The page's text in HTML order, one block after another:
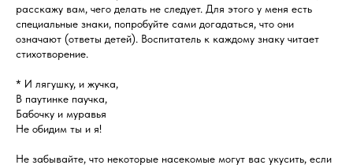
расскажу вам, чего делать не следует. Для этого у меня есть
специальные знаки, попробуйте сами догадаться, что они
означают (ответы детей). Воспитатель к каждому знаку читает
стихотворение.
* И лягушку, и жучка,
В паутинке паучка,
Бабочку и муравья
Не обидим ты и я!
Не забывайте, что некоторые насекомые могут вас укусить, если